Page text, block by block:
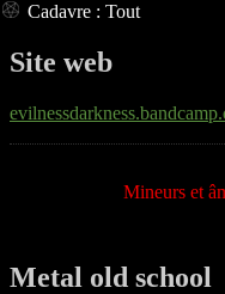
Cadavre : Tout
Site web
Mineurs et
Metal old school